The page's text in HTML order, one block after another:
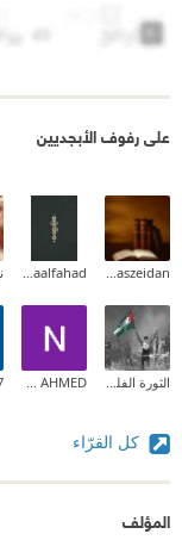
على رفوف الأبجديين
كل القرّاء
المؤلف